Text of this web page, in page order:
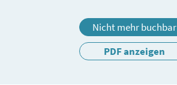
Nicht mehr buchbar
PDF anzeigen